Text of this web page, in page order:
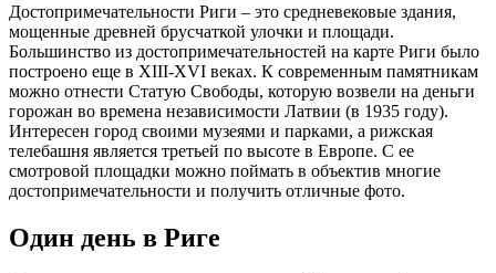
Достопримечательности Риги – это средневековые здания,
мощенные древней брусчаткой улочки и площади.
Большинство из достопримечательностей на карте Риги было
построено еще в XIII-XVI веках. К современным памятникам
можно отнести Статую Свободы, которую возвели на деньги
горожан во времена независимости Латвии (в 1935 году).
Интересен город своими музеями и парками, а рижская
телебашня является третьей по высоте в Европе. С ее
смотровой площадки можно поймать в объектив многие
достопримечательности и получить отличные фото.
Один день в Риге